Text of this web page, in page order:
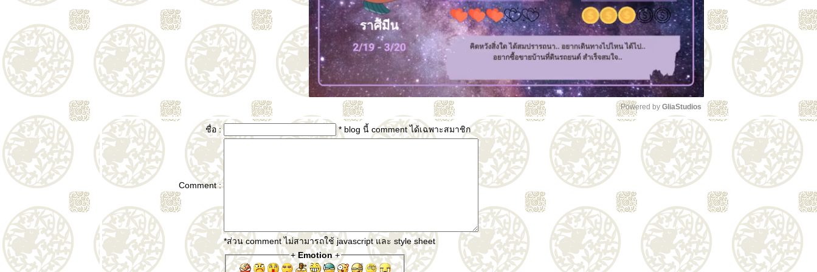
Unmute
Powered by GliaStudios
ชื่อ : * blog นี้ comment ได้เฉพาะสมาชิก
Comment :
*ส่วน comment ไม่สามารถใช้ javascript และ style sheet
+Emotion+